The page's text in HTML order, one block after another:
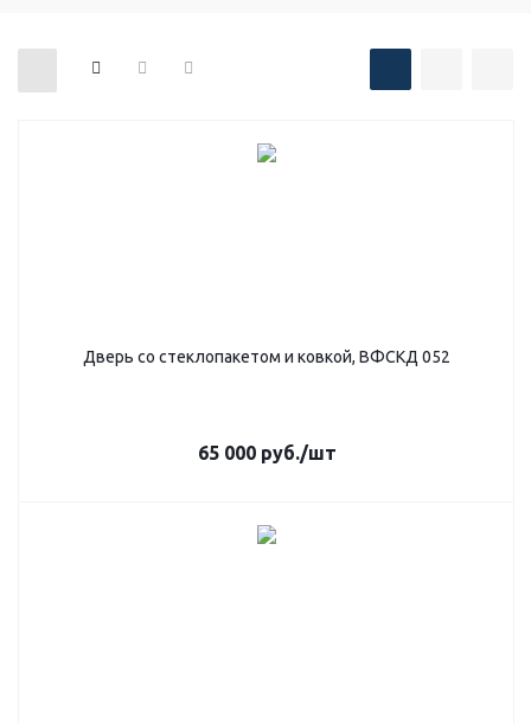
Дверь со стеклопакетом и ковкой, ВФСКД 052
65 000руб./шт